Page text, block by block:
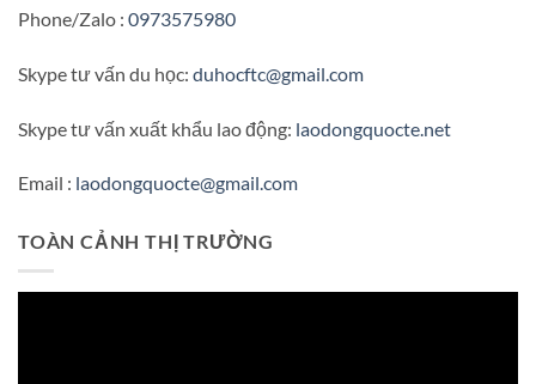
Phone/Zalo : 0973575980
Skype tư vấn du học: duhocftc@gmail.com
Skype tư vấn xuất khẩu lao động: laodongquocte.net
Email : laodongquocte@gmail.com
TOÀN CẢNH THỊ TRƯỜNG